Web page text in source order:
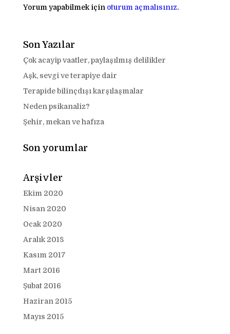
Yorum yapabilmek için oturum açmalısınız.
Son Yazılar
Çok acayip vaatler, paylaşılmış delilikler
Aşk, sevgi ve terapiye dair
Terapide bilinçdışı karşılaşmalar
Neden psikanaliz?
Şehir, mekan ve hafıza
Son yorumlar
Arşivler
Ekim 2020
Nisan 2020
Ocak 2020
Aralık 2018
Kasım 2017
Mart 2016
Şubat 2016
Haziran 2015
Mayıs 2015